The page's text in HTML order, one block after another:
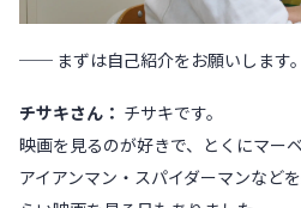
── まずは自己紹介をお願いします。
チサキさん： チサキです。
映画を見るのが好きで、とくにマー
アイアンマン・スパイダーマンなど